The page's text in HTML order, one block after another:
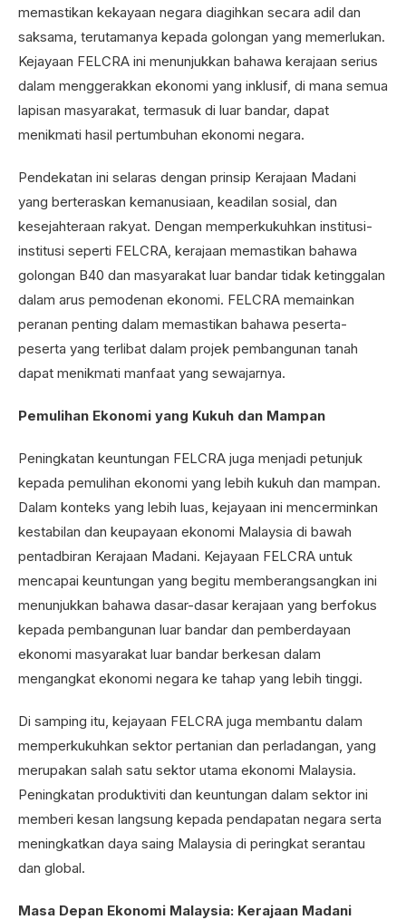
memastikan kekayaan negara diagihkan secara adil dan
saksama, terutamanya kepada golongan yang memerlukan.
Kejayaan FELCRA ini menunjukkan bahawa kerajaan serius
dalam menggerakkan ekonomi yang inklusif, di mana semua
lapisan masyarakat, termasuk di luar bandar, dapat
menikmati hasil pertumbuhan ekonomi negara.
Pendekatan ini selaras dengan prinsip Kerajaan Madani
yang berteraskan kemanusiaan, keadilan sosial, dan
kesejahteraan rakyat. Dengan memperkukuhkan institusi-
institusi seperti FELCRA, kerajaan memastikan bahawa
golongan B40 dan masyarakat luar bandar tidak ketinggalan
dalam arus pemodenan ekonomi. FELCRA memainkan
peranan penting dalam memastikan bahawa peserta-
peserta yang terlibat dalam projek pembangunan tanah
dapat menikmati manfaat yang sewajarnya.
Pemulihan Ekonomi yang Kukuh dan Mampan
Peningkatan keuntungan FELCRA juga menjadi petunjuk
kepada pemulihan ekonomi yang lebih kukuh dan mampan.
Dalam konteks yang lebih luas, kejayaan ini mencerminkan
kestabilan dan keupayaan ekonomi Malaysia di bawah
pentadbiran Kerajaan Madani. Kejayaan FELCRA untuk
mencapai keuntungan yang begitu memberangsangkan ini
menunjukkan bahawa dasar-dasar kerajaan yang berfokus
kepada pembangunan luar bandar dan pemberdayaan
ekonomi masyarakat luar bandar berkesan dalam
mengangkat ekonomi negara ke tahap yang lebih tinggi.
Di samping itu, kejayaan FELCRA juga membantu dalam
memperkukuhkan sektor pertanian dan perladangan, yang
merupakan salah satu sektor utama ekonomi Malaysia.
Peningkatan produktiviti dan keuntungan dalam sektor ini
memberi kesan langsung kepada pendapatan negara serta
meningkatkan daya saing Malaysia di peringkat serantau
dan global.
Masa Depan Ekonomi Malaysia: Kerajaan Madani